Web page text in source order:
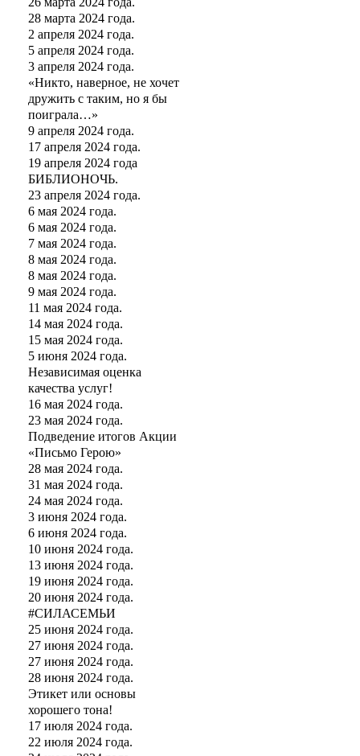
28 марта 2024 года.
2 апреля 2024 года.
5 апреля 2024 года.
3 апреля 2024 года.
«Никто, наверное, не хочет
дружить с таким, но я бы
поиграла…»
9 апреля 2024 года.
17 апреля 2024 года.
19 апреля 2024 года
БИБЛИОНОЧЬ.
23 апреля 2024 года.
6 мая 2024 года.
6 мая 2024 года.
7 мая 2024 года.
8 мая 2024 года.
8 мая 2024 года.
9 мая 2024 года.
11 мая 2024 года.
14 мая 2024 года.
15 мая 2024 года.
5 июня 2024 года.
Независимая оценка
качества услуг!
16 мая 2024 года.
23 мая 2024 года.
Подведение итогов Акции
«Письмо Герою»
28 мая 2024 года.
31 мая 2024 года.
24 мая 2024 года.
3 июня 2024 года.
6 июня 2024 года.
10 июня 2024 года.
13 июня 2024 года.
19 июня 2024 года.
20 июня 2024 года.
#СИЛАСЕМЬИ
25 июня 2024 года.
27 июня 2024 года.
27 июня 2024 года.
28 июня 2024 года.
Этикет или основы
хорошего тона!
17 июля 2024 года.
22 июля 2024 года.